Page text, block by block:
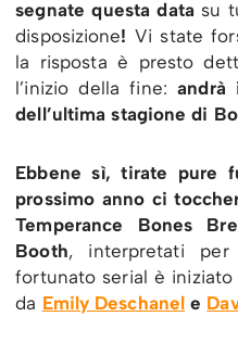
segnate questa data su
disposizione! Vi state
la risposta è presto
l’inizio della fine:andrà
dell’ultima stagione di
Ebbene sì, tirate pure
prossimo anno ci
Temperance Bones
Booth, interpretati
fortunato serial è
da Emily Deschanel e